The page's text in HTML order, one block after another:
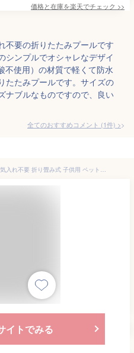
価格と在庫を楽天でチェック >>
不要の折りたたみプールです
シンプルでオシャレなデザイ
不使用）の材質で軽くて防水
たたみプールです。サイズの
ナブルなものですので、良い
全てのおすすめコメント (1件) >
プール 直径120cmｘ高さ30cm 空気入れ不要 折り畳み式 子供用 ペット用 犬用 水遊びおもちゃ 簡単な排水 収納便利
イトでみる